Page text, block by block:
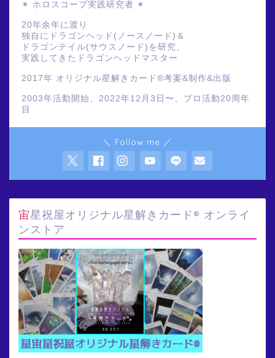
✶ ホロスコープ実践研究者 ✶
20年余年に渡り
独自にドラゴンヘッド(ノースノード)＆
ドラゴンテイル(サウスノード)を研究、
実践してきたドラゴンヘッドマスター
2017年 オリジナル星解きカード®️考案&制作&出版
2003年活動開始、2022年12月3日〜、プロ活動20周年
目
＼ Follow me ／
宙星祝屋オリジナル星解きカード® オンライ
ンストア